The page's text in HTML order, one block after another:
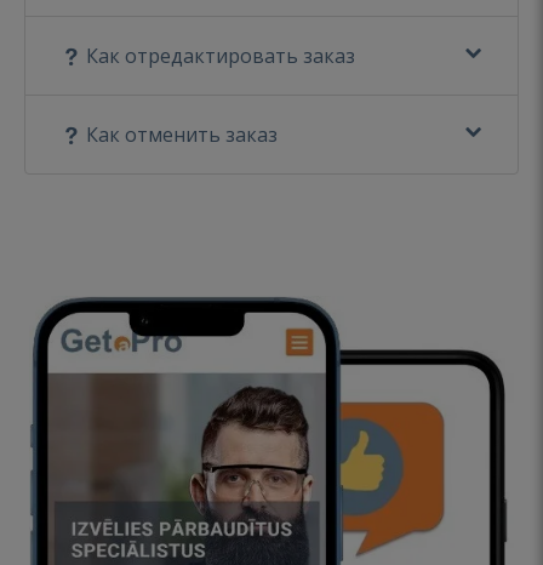
Как отредактировать заказ
Как отменить заказ